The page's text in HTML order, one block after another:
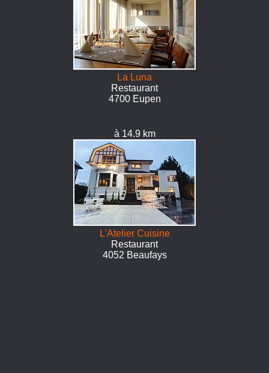
La Luna
Restaurant
4700 Eupen
à 14.9 km
L'Atelier Cuisine
Restaurant
4052 Beaufays